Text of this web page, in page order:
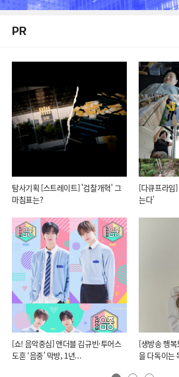
PR
탐사기획 [스트레이트] '검찰개혁' 그
마침표는?
[다큐프라임]
는다’
[쇼! 음악중심] 앤더블 김규빈·투어스
도훈 ‘음중’ 막방, 1년...
[생방송 행
을 다독이는